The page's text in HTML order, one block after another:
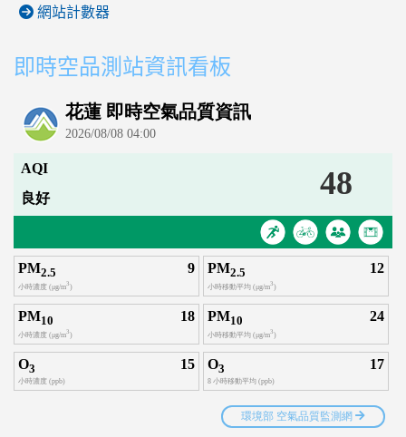
網站計數器
即時空品測站資訊看板